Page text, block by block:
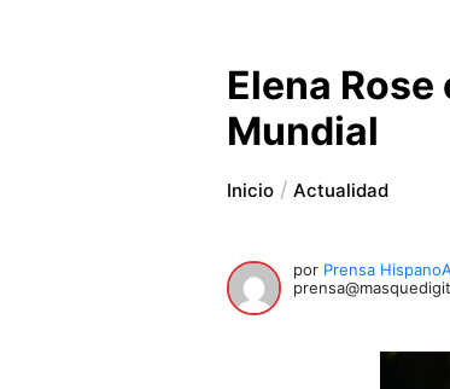
Elena
Mundial
Inicio Actualidad
por Prensa